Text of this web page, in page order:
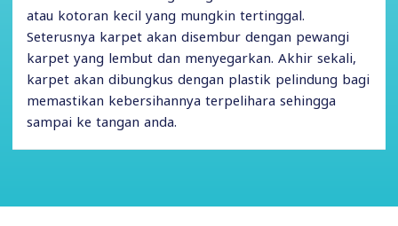
atau kotoran kecil yang mungkin tertinggal.
Seterusnya karpet akan disembur dengan pewangi
karpet yang lembut dan menyegarkan. Akhir sekali,
karpet akan dibungkus dengan plastik pelindung bagi
memastikan kebersihannya terpelihara sehingga
sampai ke tangan anda.